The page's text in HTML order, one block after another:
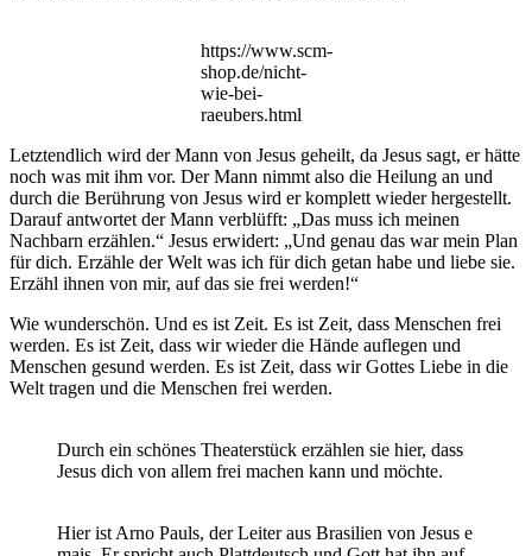
https://www.scm-
shop.de/nicht-
wie-bei-
raeubers.html
Letztendlich wird der Mann von Jesus geheilt, da Jesus sagt, er hätte
noch was mit ihm vor. Der Mann nimmt also die Heilung an und
durch die Berührung von Jesus wird er komplett wieder hergestellt.
Darauf antwortet der Mann verblüfft: „Das muss ich meinen
Nachbarn erzählen.“ Jesus erwidert: „Und genau das war mein Plan
für dich. Erzähle der Welt was ich für dich getan habe und liebe sie.
Erzähl ihnen von mir, auf das sie frei werden!“
Wie wunderschön. Und es ist Zeit. Es ist Zeit, dass Menschen frei
werden. Es ist Zeit, dass wir wieder die Hände auflegen und
Menschen gesund werden. Es ist Zeit, dass wir Gottes Liebe in die
Welt tragen und die Menschen frei werden.
Durch ein schönes Theaterstück erzählen sie hier, dass
Jesus dich von allem frei machen kann und möchte.
Hier ist Arno Pauls, der Leiter aus Brasilien von Jesus e